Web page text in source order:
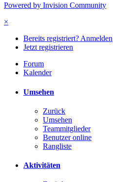
Powered by Invision Community
×
Bereits registriert? Anmelden
Jetzt registrieren
Forum
Kalender
Umsehen
Zurück
Umsehen
Teammitglieder
Benutzer online
Rangliste
Aktivitäten